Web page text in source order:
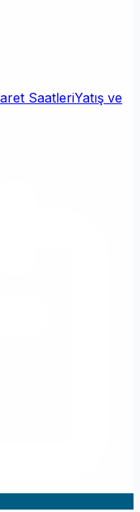
SaatleriYatış ve